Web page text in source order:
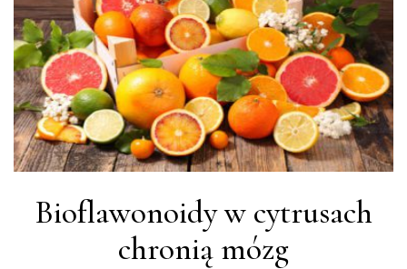
Bioflawonoidy w cytrusach
chronią mózg